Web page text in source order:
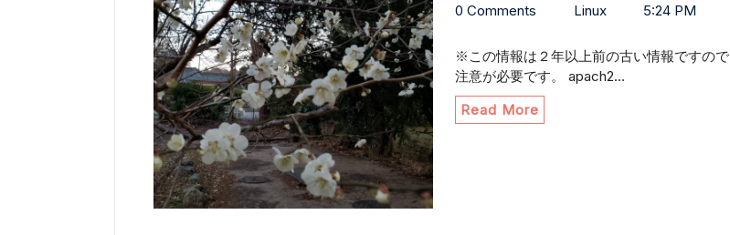
0 Comments
Linux 5:24 PM
※この情報は２年以上前の古い情報ですので
注意が必要です。 apach2…
Read More